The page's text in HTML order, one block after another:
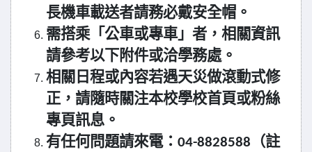
長機車載送者請務必戴安全帽。
需搭乘「公車或專車」者，相關資訊
請參考以下附件或洽學務處。
相關日程或內容若遇天災做滾動式修
正，請隨時關注本校學校首頁或粉絲
專頁訊息。
有任何問題請來電：04-8828588（註